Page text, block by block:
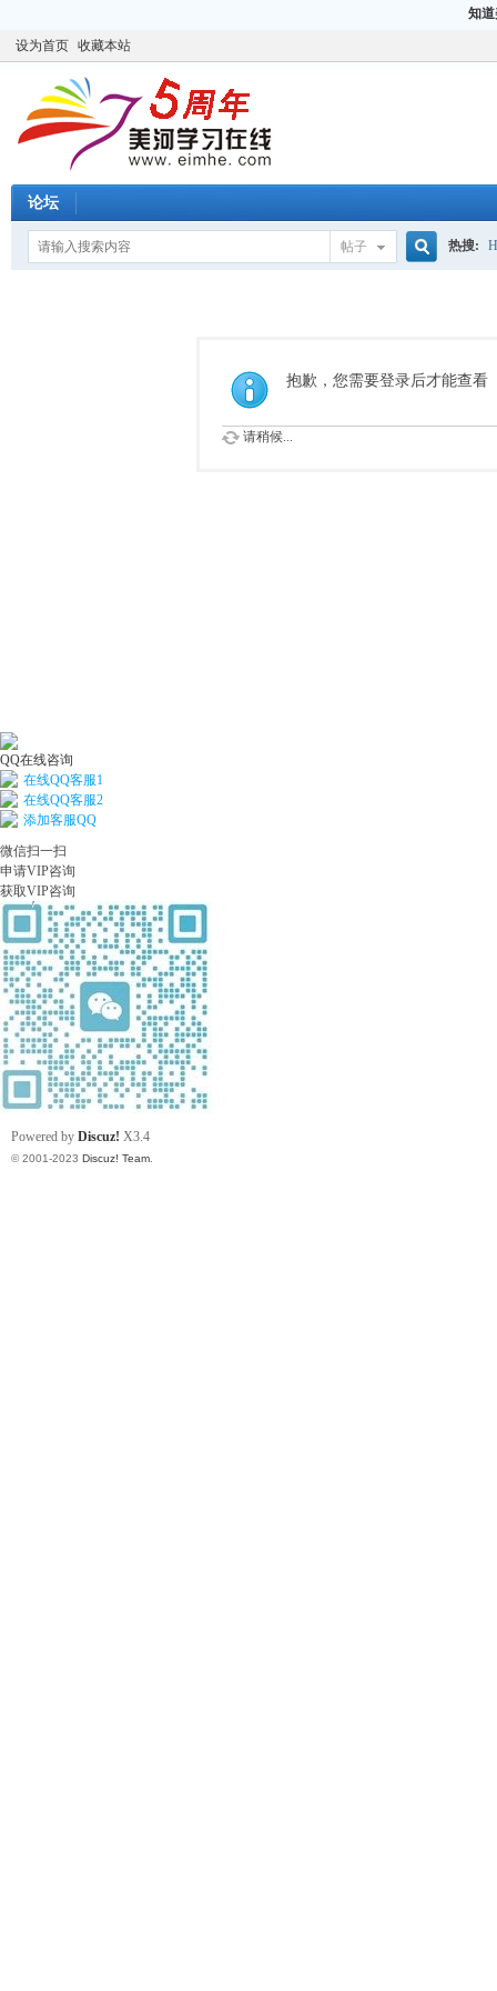
知
设为首页 收藏本站
论坛
帖子
索
热搜:
抱歉，您需要登录后才能查看
请稍候...
QQ在线咨询
在线QQ客服1
在线QQ客服2
添加客服QQ
微信扫一扫
申请VIP咨询
获取VIP咨询
Powered by Discuz! X3.4
© 2001-2023 Discuz! Team